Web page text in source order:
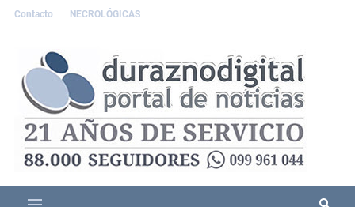
Contacto NECROLÓGICAS